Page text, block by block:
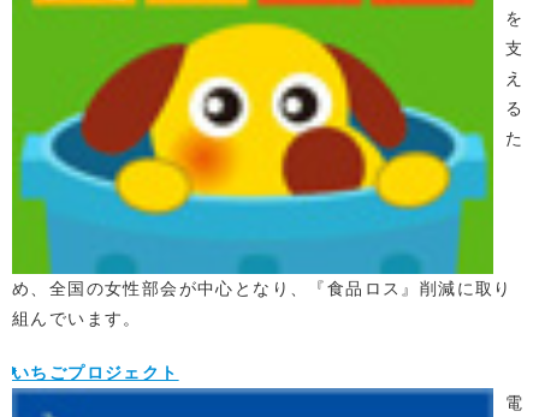
を
支
え
る
た
め、全国の女性部会が中心となり、『食品ロス』削減に取り
組んでいます。
いちごプロジェクト
電